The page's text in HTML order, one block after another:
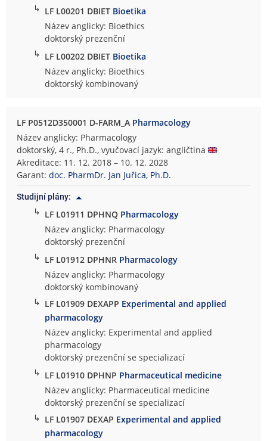
↳ LF L00201 DBIET Bioetika
Název anglicky: Bioethics
doktorský prezenční
↳ LF L00202 DBIET Bioetika
Název anglicky: Bioethics
doktorský kombinovaný
LF P0512D350001 D-FARM_A Pharmacology
Název anglicky: Pharmacology
doktorský, 4 r., Ph.D., vyučovací jazyk: angličtina
Akreditace: 11. 12. 2018 – 10. 12. 2028
Garant:doc. PharmDr. Jan Juřica, Ph.D.
Studijní plány:
↳ LF L01911 DPHNQ Pharmacology
Název anglicky: Pharmacology
doktorský prezenční
↳ LF L01912 DPHNR Pharmacology
Název anglicky: Pharmacology
doktorský kombinovaný
↳ LF L01909 DEXAPP Experimental and applied
pharmacology
Název anglicky: Experimental and applied
pharmacology
doktorský prezenční se specializací
↳ LF L01910 DPHNP Pharmaceutical medicine
Název anglicky: Pharmaceutical medicine
doktorský prezenční se specializací
↳ LF L01907 DEXAP Experimental and applied
pharmacology